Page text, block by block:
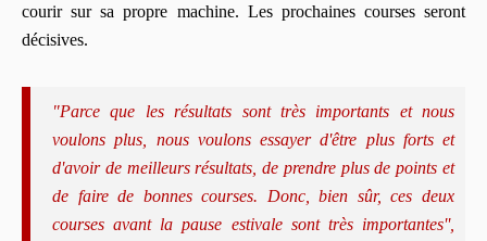
courir sur sa propre machine. Les prochaines courses seront
décisives.
"Parce que les résultats sont très importants et nous
voulons plus, nous voulons essayer d'être plus forts et
d'avoir de meilleurs résultats, de prendre plus de points et
de faire de bonnes courses. Donc, bien sûr, ces deux
courses avant la pause estivale sont très importantes'',